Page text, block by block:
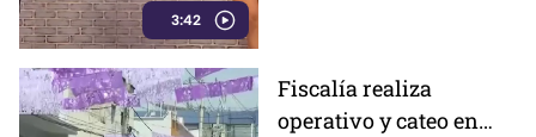
3:42
Fiscalía realiza
operativo y cateo en